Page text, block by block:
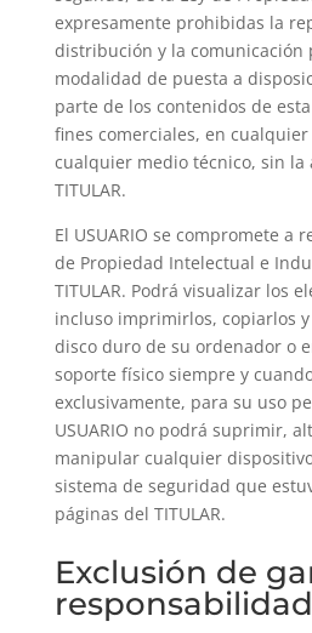
expresamente prohibidas la
distribución y la comunicación
modalidad de puesta a
parte de los contenidos de
fines comerciales, en
cualquier medio técnico, sin la
TITULAR.
El USUARIO se compromete a
de Propiedad Intelectual e
TITULAR. Podrá visualizar los
incluso imprimirlos, copiarlos
disco duro de su ordenador o
soporte físico siempre y
exclusivamente, para su uso
USUARIO no podrá suprimir,
manipular cualquier
sistema de seguridad que
páginas del TITULAR.
Exclusión de
responsabilidad